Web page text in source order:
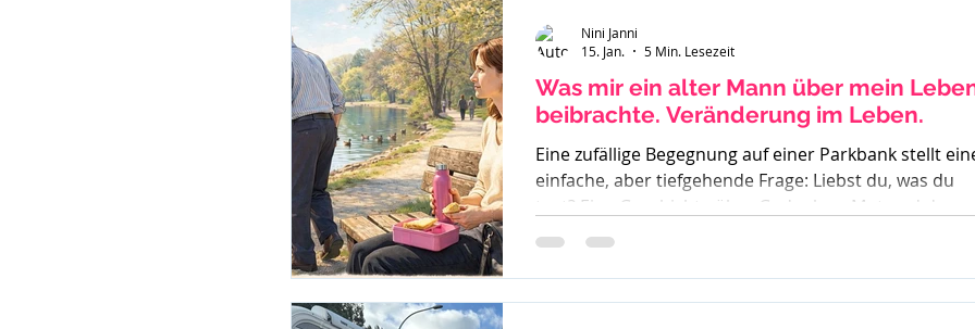
Was mir ein alter Mann über mein
beibrachte. Veränderung im Leben.
Eine zufällige Begegnung auf einer Parkbank stellt
einfache, aber tiefgehende Frage: Liebst du, was du
tust? Eine Geschichte über Gedanken, Mut und den
ersten Schritt zur Veränderung.
Nini Janni
15. Jan.
5 Min. Lesezeit